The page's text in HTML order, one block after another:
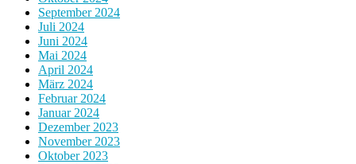
September 2024
Juli 2024
Juni 2024
Mai 2024
April 2024
März 2024
Februar 2024
Januar 2024
Dezember 2023
November 2023
Oktober 2023